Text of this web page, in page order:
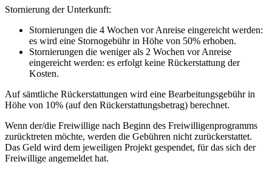
Stornierung der Unterkunft:
Stornierungen die 4 Wochen vor Anreise eingereicht werden:
es wird eine Stornogebühr in Höhe von 50% erhoben.
Stornierungen die weniger als 2 Wochen vor Anreise
eingereicht werden: es erfolgt keine Rückerstattung der
Kosten.
Auf sämtliche Rückerstattungen wird eine Bearbeitungsgebühr in
Höhe von 10% (auf den Rückerstattungsbetrag) berechnet.
Wenn der/die Freiwillige nach Beginn des Freiwilligenprogramms
zurücktreten möchte, werden die Gebühren nicht zurückerstattet.
Das Geld wird dem jeweiligen Projekt gespendet, für das sich der
Freiwillige angemeldet hat.